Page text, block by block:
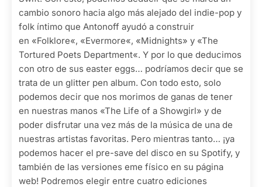
cambio sonoro hacia algo más alejado del indie-pop y
folk íntimo que Antonoff ayudó a construir
en «Folklore«, «Evermore«, «Midnights» y «The
Tortured Poets Department«. Y por lo que deducimos
con otro de sus easter eggs… podríamos decir que se
trata de un glitter pen album. Con todo esto, solo
podemos decir que nos morimos de ganas de tener
en nuestras manos «The Life of a Showgirl» y de
poder disfrutar una vez más de la música de una de
nuestras artistas favoritas. Pero mientras tanto… ¡ya
podemos hacer el pre-save del disco en su Spotify, y
también de las versiones eme físico en su página
web! Podremos elegir entre cuatro ediciones